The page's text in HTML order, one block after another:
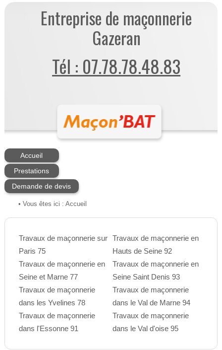
Entreprise de maçonnerie
Gazeran
Tél : 07.78.78.48.83
Accueil
Prestations
Demande de devis
• Vous êtes ici : Accueil
Travaux de maçonnerie sur
Paris 75
Travaux de maçonnerie en
Seine et Marne 77
Travaux de maçonnerie
dans les Yvelines 78
Travaux de maçonnerie
dans l'Essonne 91
Travaux de maçonnerie en
Hauts de Seine 92
Travaux de maçonnerie en
Seine Saint Denis 93
Travaux de maçonnerie
dans le Val de Marne 94
Travaux de maçonnerie
dans le Val d'oise 95